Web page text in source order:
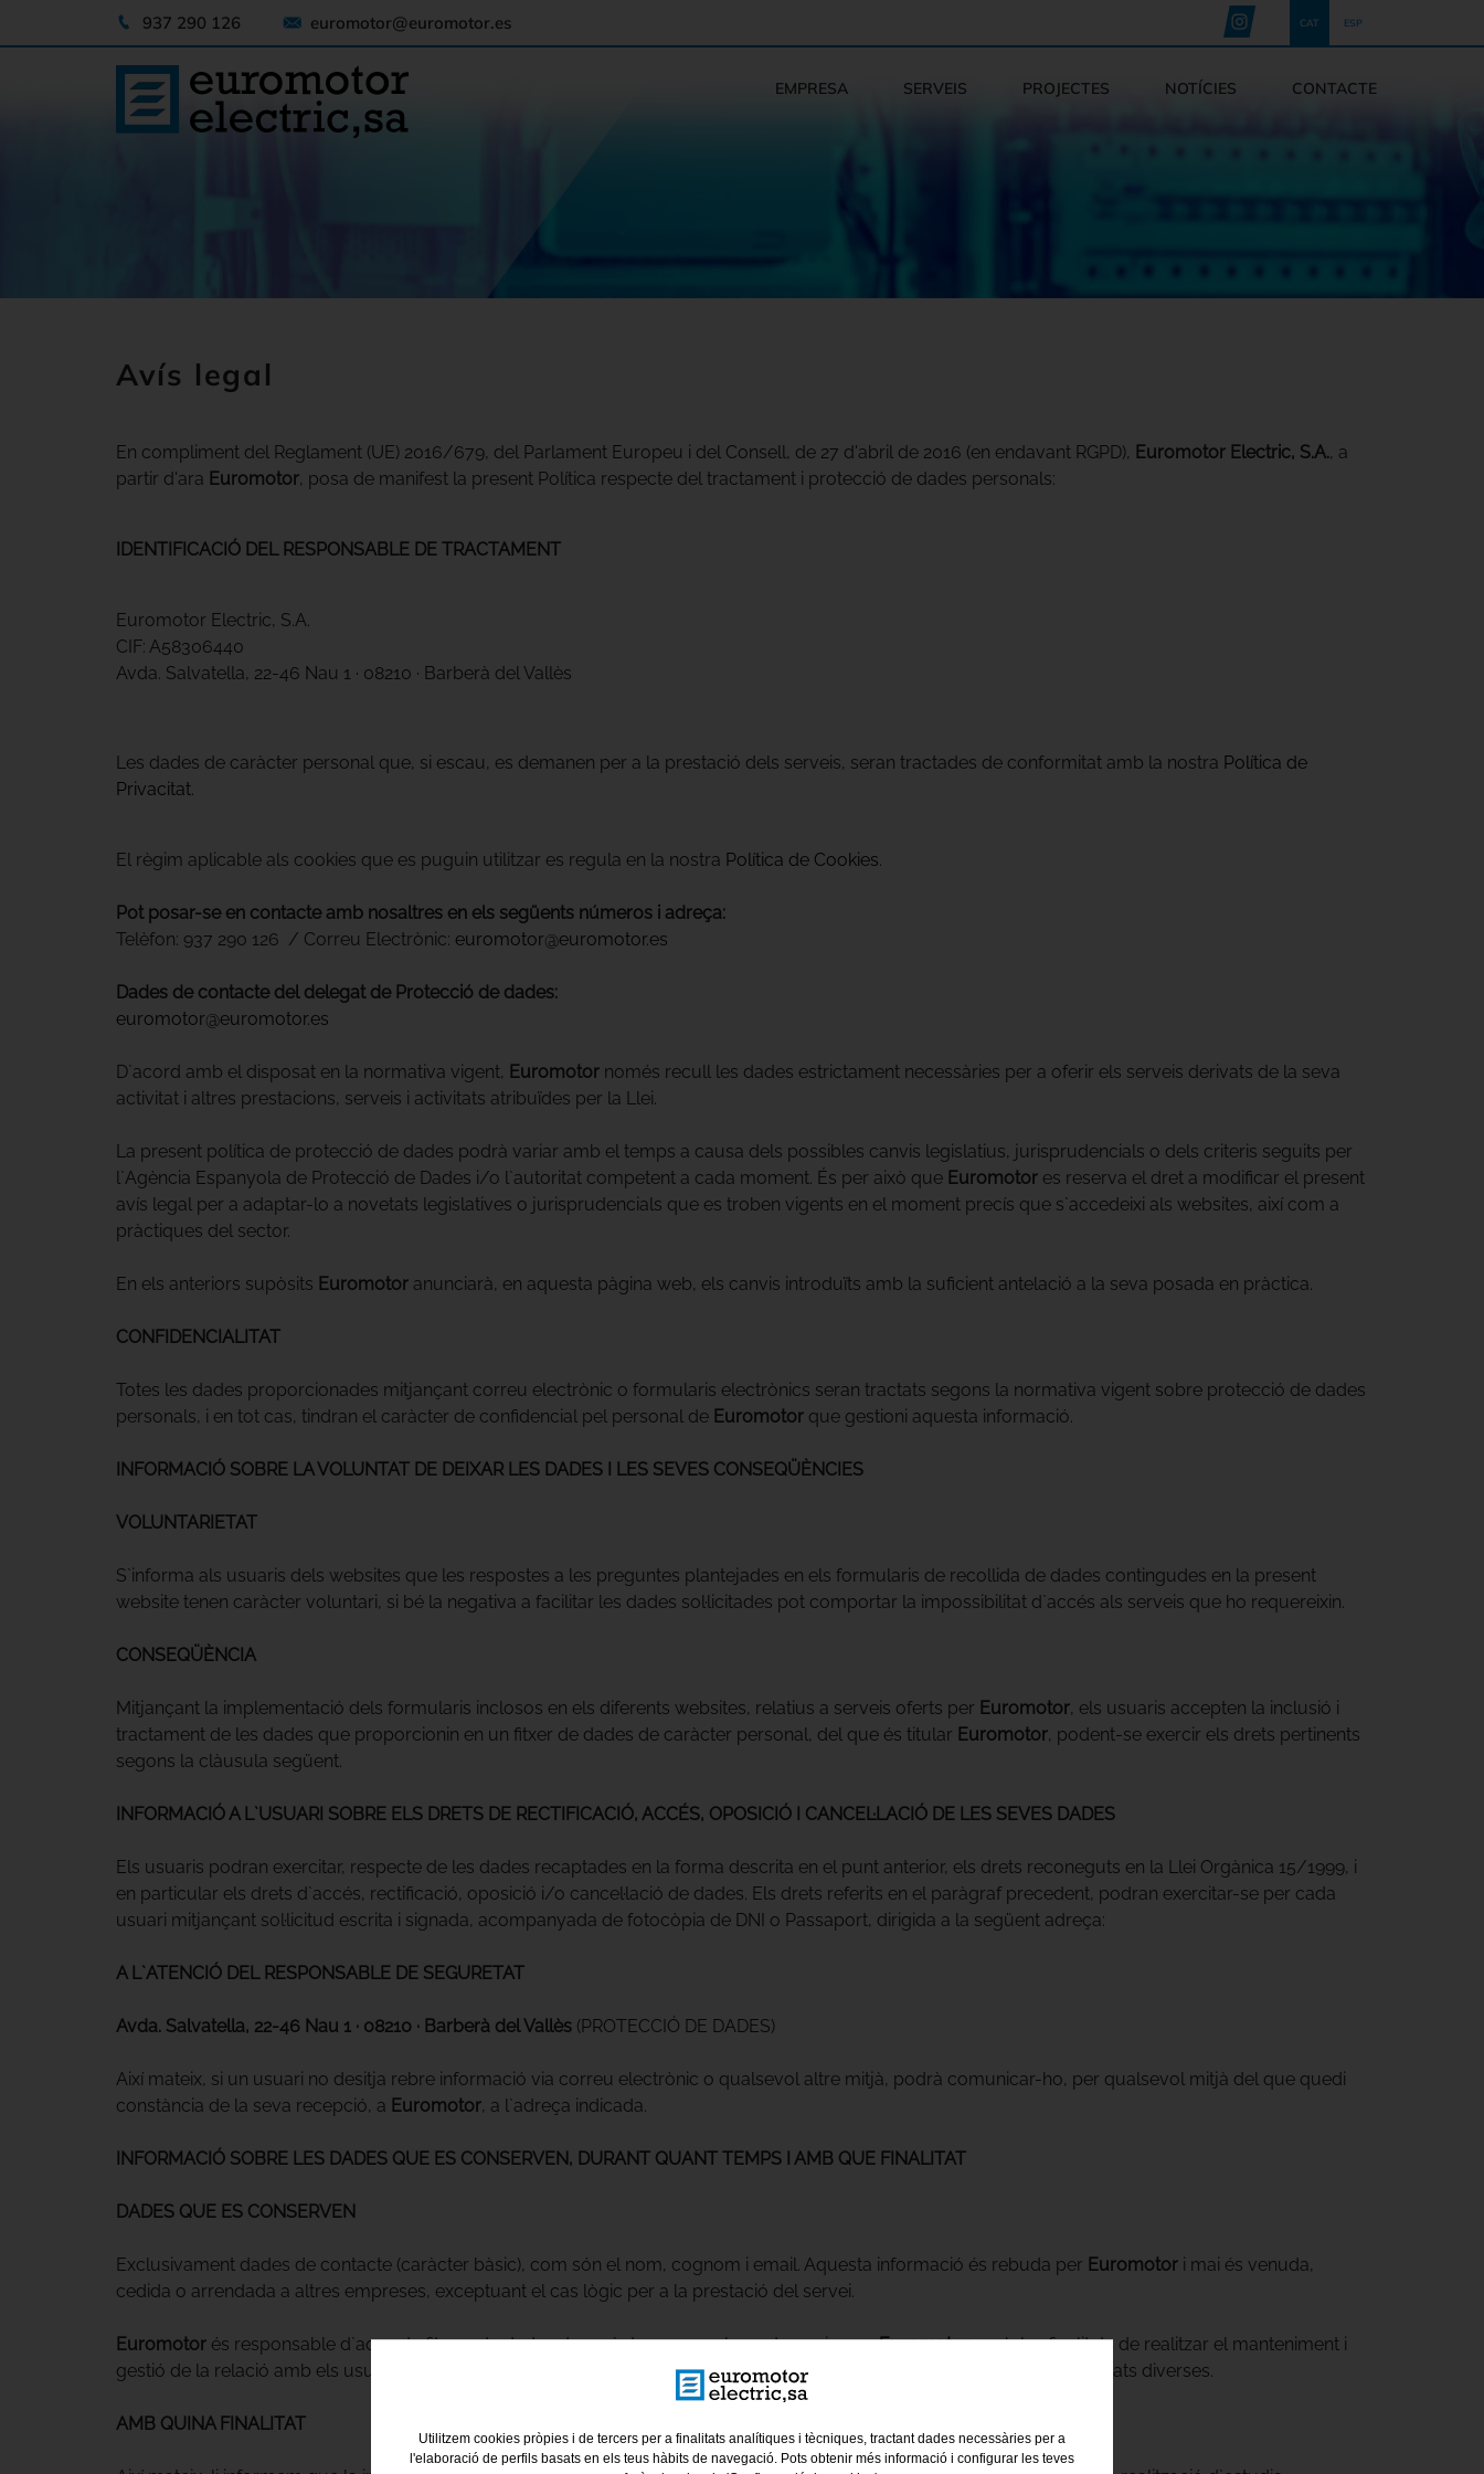
937 290 126 euromotor@euromotor.es CAT ESP
EMPRESA SERVEIS PROJECTES NOTÍCIES CONTACTE
Avís legal
En compliment del Reglament (UE) 2016/679, del Parlament Europeu i del Consell, de 27 d'abril de 2016 (en endavant RGPD), Euromotor Electric, S.A., a
partir d'ara Euromotor, posa de manifest la present Política respecte del tractament i protecció de dades personals:
IDENTIFICACIÓ DEL RESPONSABLE DE TRACTAMENT
Euromotor Electric, S.A.
CIF: A58306440
Avda. Salvatella, 22-46 Nau 1 · 08210 · Barberà del Vallès
Les dades de caràcter personal que, si escau, es demanen per a la prestació dels serveis, seran tractades de conformitat amb la nostra Política de
Privacitat.
El règim aplicable als cookies que es puguin utilitzar es regula en la nostra Política de Cookies.
Pot posar-se en contacte amb nosaltres en els següents números i adreça:
Telèfon: 937 290 126 / Correu Electrònic: euromotor@euromotor.es
Dades de contacte del delegat de Protecció de dades:
euromotor@euromotor.es
D`acord amb el disposat en la normativa vigent, Euromotornomés recull les dades estrictament necessàries per a oferir els serveis derivats de la seva
activitat i altres prestacions, serveis i activitats atribuïdes per la Llei.
La present política de protecció de dades podrà variar amb el temps a causa dels possibles canvis legislatius, jurisprudencials o dels criteris seguits per
l`Agència Espanyola de Protecció de Dades i/o l`autoritat competent a cada moment. És per això que Euromotores reserva el dret a modificar el present
avís legal per a adaptar-lo a novetats legislatives o jurisprudencials que es troben vigents en el moment precís que s`accedeixi als websites, així com a
pràctiques del sector.
En els anteriors supòsits Euromotoranunciarà, en aquesta pàgina web, els canvis introduïts amb la suficient antelació a la seva posada en pràctica.
CONFIDENCIALITAT
Totes les dades proporcionades mitjançant correu electrònic o formularis electrònics seran tractats segons la normativa vigent sobre protecció de dades
personals, i en tot cas, tindran el caràcter de confidencial pel personal de Euromotorque gestioni aquesta informació.
INFORMACIÓ SOBRE LA VOLUNTAT DE DEIXAR LES DADES I LES SEVES CONSEQÜÈNCIES
VOLUNTARIETAT
S`informa als usuaris dels websites que les respostes a les preguntes plantejades en els formularis de recollida de dades contingudes en la present
website tenen caràcter voluntari, si bé la negativa a facilitar les dades sol·licitades pot comportar la impossibilitat d`accés als serveis que ho requereixin.
CONSEQÜÈNCIA
Mitjançant la implementació dels formularis inclosos en els diferents websites, relatius a serveis oferts per Euromotor, els usuaris accepten la inclusió i
tractament de les dades que proporcionin en un fitxer de dades de caràcter personal, del que és titular Euromotor, podent-se exercir els drets pertinents
segons la clàusula següent.
INFORMACIÓ A L`USUARI SOBRE ELS DRETS DE RECTIFICACIÓ, ACCÉS, OPOSICIÓ I CANCEL·LACIÓ DE LES SEVES DADES
Els usuaris podran exercitar, respecte de les dades recaptades en la forma descrita en el punt anterior, els drets reconeguts en la Llei Orgànica 15/1999, i
en particular els drets d`accés, rectificació, oposició i/o cancel·lació de dades. Els drets referits en el paràgraf precedent, podran exercitar-se per cada
usuari mitjançant sol·licitud escrita i signada, acompanyada de fotocòpia de DNI o Passaport, dirigida a la següent adreça:
A L`ATENCIÓ DEL RESPONSABLE DE SEGURETAT
Avda. Salvatella, 22-46 Nau 1 · 08210 · Barberà del Vallès(PROTECCIÓ DE DADES)
Així mateix, si un usuari no desitja rebre informació via correu electrònic o qualsevol altre mitjà, podrà comunicar-ho, per qualsevol mitjà del que quedi
constància de la seva recepció, a Euromotor, a l`adreça indicada.
INFORMACIÓ SOBRE LES DADES QUE ES CONSERVEN, DURANT QUANT TEMPS I AMB QUE FINALITAT
DADES QUE ES CONSERVEN
Exclusivament dades de contacte (caràcter bàsic), com són el nom, cognom i email. Aquesta informació és rebuda per Euromotori mai és venuda,
cedida o arrendada a altres empreses, exceptuant el cas lògic per a la prestació del servei.
Euromotorés responsable d`aquests fitxers de dades de caràcter personal, creats per i per aEuromotor, amb les finalitats de realitzar el manteniment i
gestió de la relació amb els usuaris, informació i distribució dels productes de l`organització, així com la realització d`activitats diverses.
AMB QUINA FINALITAT
Utilitzem cookies pròpies i de tercers per a finalitats analítiques i tècniques, tractant dades necessàries per a
l'elaboració de perfils basats en els teus hàbits de navegació. Pots obtenir més informació i configurar les teves